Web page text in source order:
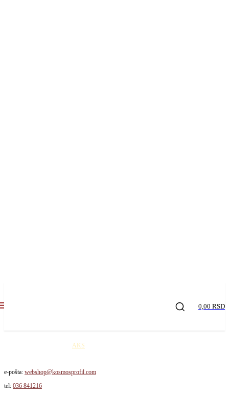
0,00 RSD
AKS
e-pošta: webshop@kosmosprofil.com
tel: 036 841216